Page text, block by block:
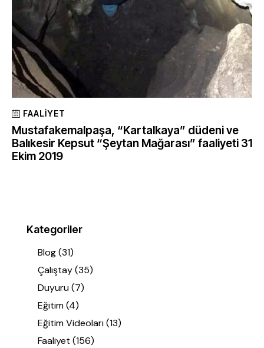
FAALIYET
Mustafakemalpaşa, “Kartalkaya” düdeni ve
Balıkesir Kepsut “Şeytan Mağarası” faaliyeti 31
Ekim 2019
Kategoriler
Blog(31)
Çalıştay(35)
Duyuru(7)
Eğitim(4)
Eğitim Videoları(13)
Faaliyet (156)